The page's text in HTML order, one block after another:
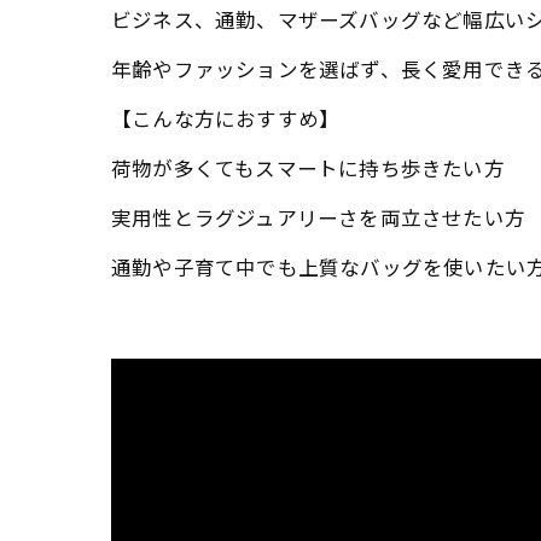
ビジネス、通勤、マザーズバッグなど幅広い
年齢やファッションを選ばず、長く愛用でき
【こんな方におすすめ】
荷物が多くてもスマートに持ち歩きたい方
実用性とラグジュアリーさを両立させたい方
通勤や子育て中でも上質なバッグを使いたい